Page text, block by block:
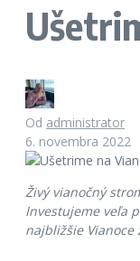
Od administrator
6. novembra 2022
Živý vianočný
Investujeme veľa
najbližšie Vianoce